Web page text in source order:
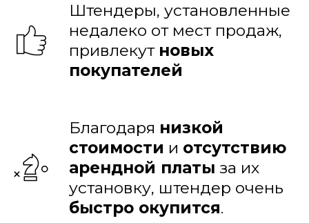
Штендеры, установленные
недалеко от мест продаж,
привлекут новых
покупателей
Благодаря низкой
стоимости и отсутствию
арендной платы за их
установку, штендер очень
быстро окупится.